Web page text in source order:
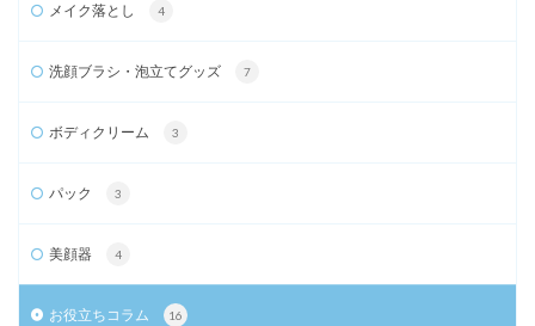
メイク落とし 4
洗顔ブラシ・泡立てグッズ 7
ボディクリーム 3
パック 3
美顔器 4
お役立ちコラム 16